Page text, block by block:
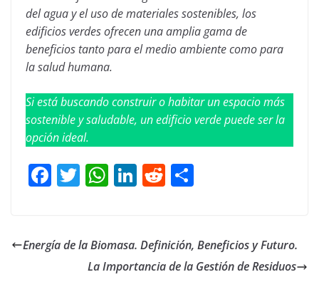
del agua y el uso de materiales sostenibles, los
edificios verdes ofrecen una amplia gama de
beneficios tanto para el medio ambiente como para
la salud humana.
Si está buscando construir o habitar un espacio más
sostenible y saludable, un edificio verde puede ser la
opción ideal.
F
b
T
er
W
sA
p
Li
dI
n
R
di
t
p
ar
Energía de la Biomasa. Definición, Beneficios y Futuro.
La Importancia de la Gestión de Residuos